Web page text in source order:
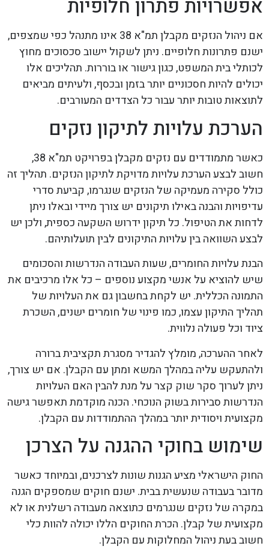
אפשרויות פתרון חלופיות
אם ניהול הנזקים מקבלן תמ"א 38 אינו מתנהל כפי שמצפים,
ישנם פתרונות חלופיים. ניתן לשקול יישוב סכסוכים מחוץ
לכותלי בית המשפט, כגון גישור או בוררות. תהליכים אלו
יכולים להיות חסכוניים יותר בזמן ובכסף, ולעיתים מביאים
לתוצאות טובות יותר עבור כל הצדדים המעורבים.
הערכת עלויות לתיקון נזקים
כאשר מתמודדים עם נזקים מקבלן בפרויקט תמ"א 38,
חשוב לבצע הערכת עלויות מדויקת לתיקון הנזקים. תהליך זה
כולל סקירה מעמיקה של הנזקים שנגרמו, קביעת סדרי
עדיפויות והבנה באילו תיקונים יש צורך מיידי ובאלו ניתן
לדחות את הטיפול. כל תיקון ידרוש השקעה כספית, ולכן יש
לבצע השוואה בין עלויות התיקונים לבין תועלותיהם.
הבנת עלויות החומרים, שעות העבודה הנדרשות והסכומים
שיש להוציא על אנשי מקצוע נוספים – כל אלו מרכיבים את
התמונה הכללית. יש לקחת בחשבון גם את העלויות של
תהליך התיקון עצמו, כמו פינוי של חומרים ישנים, השכרת
ציוד וכל פעולה נלווית.
לאחר ההערכה, מומלץ להגדיר מסגרת תקציבית ברורה
ולהתעקש עליה במהלך המשא ומתן עם הקבלן. אם יש צורך,
ניתן לערוך סקר שוק קצר על מנת להבין האם העלויות
הנדרשות סבירות בשוק הנוכחי. הכנה מוקדמת תאפשר גישה
מקצועית ויסודית יותר במהלך ההתמודדות עם הקבלן.
שימוש בחוקי ההגנה על הצרכן
החוק הישראלי מציע הגנות שונות לצרכנים, ובמיוחד כאשר
מדובר בעבודה שנעשית בבית. ישנם חוקים שמספקים הגנה
במקרה של נזקים שנגרמים כתוצאה מעבודה רשלנית או לא
מקצועית של קבלן. הכרת החוקים הללו יכולה להוות כלי
חשוב בעת ניהול המחלוקות עם הקבלן.